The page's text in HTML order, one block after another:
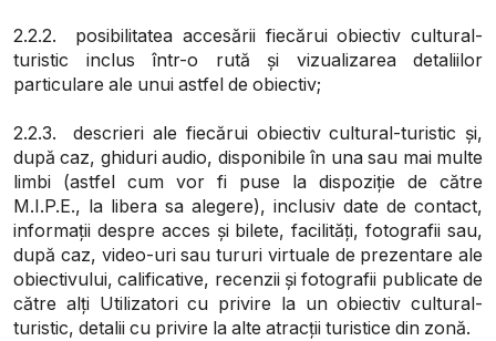
2.2.2. posibilitatea accesării fiecărui obiectiv cultural-
turistic inclus într-o rută și vizualizarea detaliilor
particulare ale unui astfel de obiectiv;
2.2.3. descrieri ale fiecărui obiectiv cultural-turistic și,
după caz, ghiduri audio, disponibile în una sau mai multe
limbi (astfel cum vor fi puse la dispoziție de către
M.I.P.E., la libera sa alegere), inclusiv date de contact,
informații despre acces și bilete, facilități, fotografii sau,
după caz, video-uri sau tururi virtuale de prezentare ale
obiectivului, calificative, recenzii și fotografii publicate de
către alți Utilizatori cu privire la un obiectiv cultural-
turistic, detalii cu privire la alte atracții turistice din zonă.